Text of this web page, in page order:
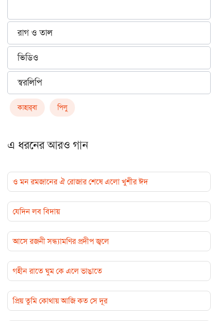
রাগ ও তাল
ভিডিও
স্বরলিপি
কাহার্‌বা পিলু
এ ধরনের আরও গান
ও মন রমজানের ঐ রোজার শেষে এলো খুশীর ঈদ
যেদিন লব বিদায়
আসে রজনী সন্ধ্যামণির প্রদীপ জ্বলে
গহীন রাতে ঘুম কে এলে ভাঙাতে
প্রিয় তুমি কোথায় আজি কত সে দূর